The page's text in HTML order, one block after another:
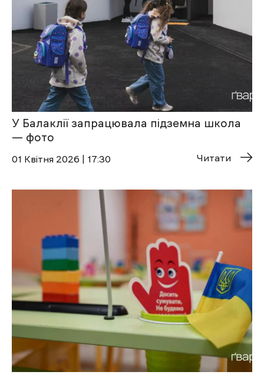
У Балаклії запрацювала підземна школа
— фото
01 Квітня 2026 | 17:30 Читати